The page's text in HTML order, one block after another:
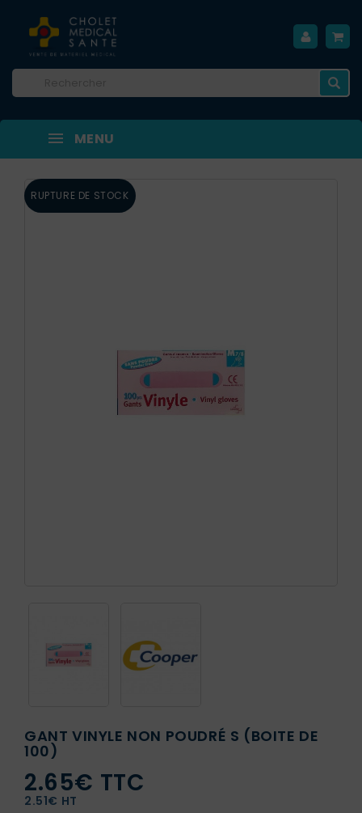
MENU
RUPTURE DE STOCK
GANT VINYLE NON POUDRÉ S (BOITE DE
100)
2.65€ TTC
2.51€ HT